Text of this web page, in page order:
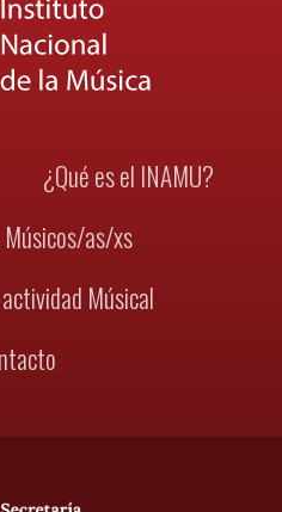
¿Qué es el INAMU?
as/xs
Músical